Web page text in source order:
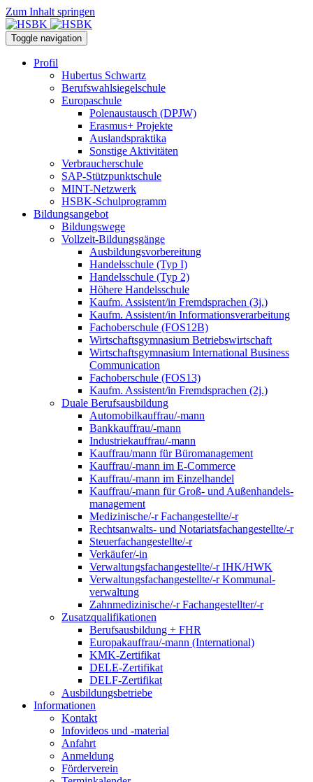
Zum Inhalt springen
Toggle navigation
Profil
Hubertus Schwartz
Berufswahlsiegelschule
Europaschule
Polenaustausch (DPJW)
Erasmus+ Projekte
Auslandspraktika
Sonstige Aktivitäten
Verbraucherschule
SAP-Stützpunktschule
MINT-Netzwerk
HSBK-Schulprogramm
Bildungsangebot
Bildungswege
Vollzeit-Bildungsgänge
Ausbildungsvorbereitung
Handelsschule (Typ I)
Handelsschule (Typ 2)
Höhere Handelsschule
Kaufm. Assistent/in­ Fremdsprachen (3j.)
Kaufm. Assistent/in Informationsverarbeitung
Fachoberschule (FOS12B)
Wirtschaftsgymnasium Betriebswirtschaft
Wirtschaftsgymnasium International Business
Communication
Fachoberschule (FOS13)
Kaufm. Assistent/in Fremdsprachen (2j.)
Duale Berufsausbildung
Automobilkauffrau/-mann
Bankkauffrau/-mann
Industriekauffrau/-mann
Kauffrau/mann für Büromanagement
Kauffrau/-mann im E-Commerce
Kauffrau/-mann im Einzelhandel
Kauffrau/-mann für Groß- und Außen­handels­
manage­ment
Medizinische/-r Fachangestellte/-r
Rechtsanwalts- und Notariatsfachangestellte/-r
Steuerfachangestellte/-r
Verkäufer/-in
Verwaltungs­fach­angestellte/-r IHK/HWK
Verwaltungsfach­angestellte/-r Kommunal­
verwaltung
Zahnmedizinische/-r Fachangestellter/-r
Zusatzqualifikationen
Berufsausbildung + FHR
Europakauffrau/-mann (International)
KMK-Zertifikat
DELE-Zertifikat
DELF-Zertifikat
Ausbildungsbetriebe
Informationen
Kontakt
Infovideos und -material
Anfahrt
Anmeldung
Förderverein